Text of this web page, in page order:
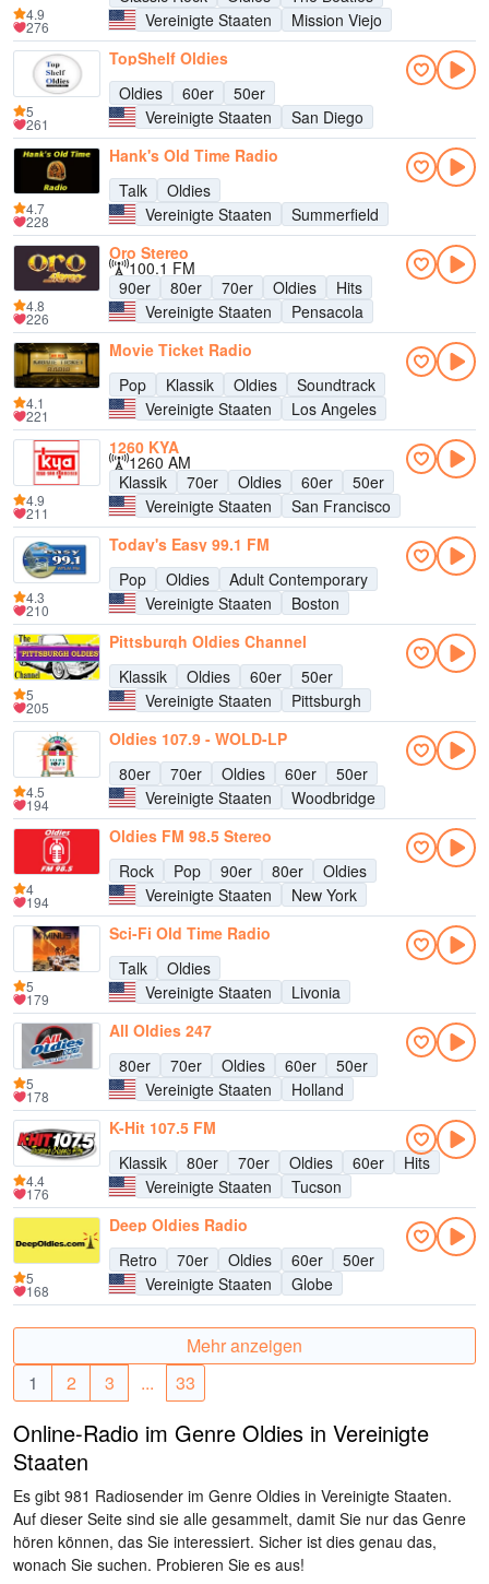
Vereinigte Staaten
Mission Viejo
4.9
276
TopShelf Oldies
Oldies
60er
50er
Vereinigte Staaten
San Diego
5
261
Hank's Old Time Radio
Talk
Oldies
Vereinigte Staaten
Summerfield
4.7
228
Oro Stereo
100.1 FM
90er
80er 70er Oldies
Hits
Vereinigte Staaten
Pensacola
4.8
226
Movie Ticket Radio
Pop
Klassik Oldies
Soundtrack
Vereinigte Staaten
Los Angeles
4.1
221
1260 KYA
1260 AM
Klassik
70er Oldies 60er
50er
Vereinigte Staaten
San Francisco
4.9
211
Today's Easy 99.1 FM
Pop
Oldies
Adult Contemporary
Vereinigte Staaten
Boston
4.3
210
Pittsburgh Oldies Channel
Klassik
Oldies 60er
50er
Vereinigte Staaten
Pittsburgh
5
205
Oldies 107.9 - WOLD-LP
80er
70er Oldies 60er
50er
Vereinigte Staaten
Woodbridge
4.5
194
Oldies FM 98.5 Stereo
Rock
Pop 90er 80er
Oldies
Vereinigte Staaten
New York
4
194
Sci-Fi Old Time Radio
Talk
Oldies
Vereinigte Staaten
Livonia
5
179
All Oldies 247
80er
70er Oldies 60er
50er
Vereinigte Staaten
Holland
5
178
K-Hit 107.5 FM
Klassik
80er 70er Oldies 60er
Hits
Vereinigte Staaten
Tucson
4.4
176
Deep Oldies Radio
Retro
70er Oldies 60er
50er
Vereinigte Staaten
Globe
5
168
Mehr anzeigen
1
2 3 ... 33
Online-Radio im Genre Oldies in Vereinigte
Staaten
Es gibt 981 Radiosender im Genre Oldies in Vereinigte Staaten.
Auf dieser Seite sind sie alle gesammelt, damit Sie nur das Genre
hören können, das Sie interessiert. Sicher ist dies genau das,
wonach Sie suchen. Probieren Sie es aus!